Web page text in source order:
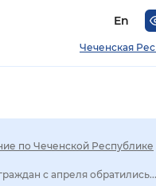
En
Чеченская
по Чеченской Республике
с апреля обратились...